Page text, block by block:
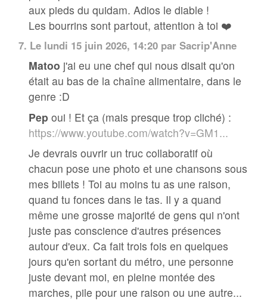
aux pieds du quidam. Adios le diable !
Les bourrins sont partout, attention à toi ❤️
7. Le lundi 15 juin 2026, 14:20 par Sacrip'Anne
Matoo j'ai eu une chef qui nous disait qu'on
était au bas de la chaîne alimentaire, dans le
genre :D
Pep oui ! Et ça (mais presque trop cliché) :
https://www.youtube.com/watch?v=GM1...
Je devrais ouvrir un truc collaboratif où
chacun pose une photo et une chansons sous
mes billets ! Toi au moins tu as une raison,
quand tu fonces dans le tas. Il y a quand
même une grosse majorité de gens qui n'ont
juste pas conscience d'autres présences
autour d'eux. Ca fait trois fois en quelques
jours qu'en sortant du métro, une personne
juste devant moi, en pleine montée des
marches, pile pour une raison ou une autre...